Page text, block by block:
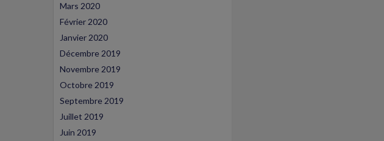
Mars 2020
Février 2020
Janvier 2020
Décembre 2019
Novembre 2019
Octobre 2019
Septembre 2019
Juillet 2019
Juin 2019